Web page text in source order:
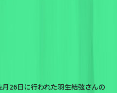
月26日に行われた羽生結弦さんの